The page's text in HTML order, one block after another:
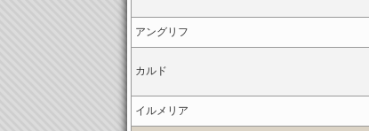
アングリフ
カルド
イルメリア